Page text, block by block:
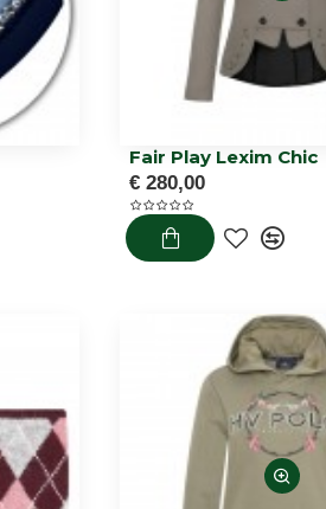
Fair Play Lexim Chic
€ 280,00